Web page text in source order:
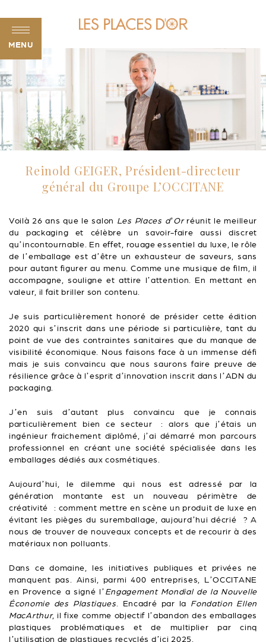
MENU
Reinold GEIGER, Président-directeur
général du Groupe L’OCCITANE
Voilà 26 ans que le salon Les Places d’Orréunit le meilleur
du packaging et célèbre un savoir-faire aussi discret
qu’incontournable. En effet, rouage essentiel du luxe, le rôle
de l’emballage est d’être un exhausteur de saveurs, sans
pour autant figurer au menu. Comme une musique de film, il
accompagne, souligne et attire l’attention. En mettant en
valeur, il fait briller son contenu.
Je suis particulièrement honoré de présider cette édition
2020 qui s’inscrit dans une période si particulière, tant du
point de vue des contraintes sanitaires que du manque de
visibilité économique. Nous faisons face à un immense défi
mais je suis convaincu que nous saurons faire preuve de
résilience grâce à l’esprit d’innovation inscrit dans l’ADN du
packaging.
J’en suis d’autant plus convaincu que je connais
particulièrement bien ce secteur : alors que j’étais un
ingénieur fraichement diplômé, j’ai démarré mon parcours
professionnel en créant une société spécialisée dans les
emballages dédiés aux cosmétiques.
Aujourd’hui, le dilemme qui nous est adressé par la
génération montante est un nouveau périmètre de
créativité : comment mettre en scène un produit de luxe en
évitant les pièges du suremballage, aujourd’hui décrié ? A
nous de trouver de nouveaux concepts et de recourir à des
matériaux non polluants.
Dans ce domaine, les initiatives publiques et privées ne
manquent pas. Ainsi, parmi 400 entreprises, L’OCCITANE
en Provence a signé l’ Engagement Mondial de la Nouvelle
Économie des Plastiques. Encadré par la Fondation Ellen
MacArthur, il fixe comme objectif l’abandon des emballages
plastiques problématiques et de multiplier par cinq
l’utilisation de plastiques recyclés d’ici 2025.